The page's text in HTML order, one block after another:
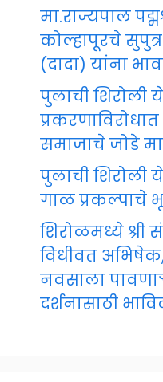
मा.राज्यपाल
कोल्हापूरचे सुपुत्र
(दादा) यांना
पुलाची शिरोली
समाजाचे जोडे
पुलाची
गाळ प्रकल्पाचे
शिरोळमध्ये श्री
विधीवत
नवसाला
दर्शनासाठी